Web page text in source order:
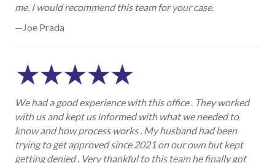
me. I would recommend this team for your case.
—Joe Prada
We had a good experience with this office . They worked
with us and kept us informed with what we needed to
know and how process works . My husband had been
trying to get approved since 2021 on our own but kept
getting denied . Very thankful to this team he finally got